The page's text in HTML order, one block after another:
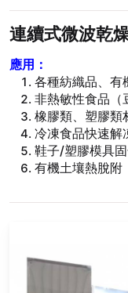
連續式微波乾
應用：
各種紡織品、有
非熱敏性食品（
橡膠類、塑膠類
冷凍食品快速解
鞋子/塑膠模具
有機土壤熱脫附